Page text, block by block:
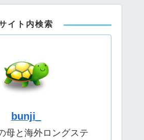
イト内検索
bunji_
母と海外ロングステ